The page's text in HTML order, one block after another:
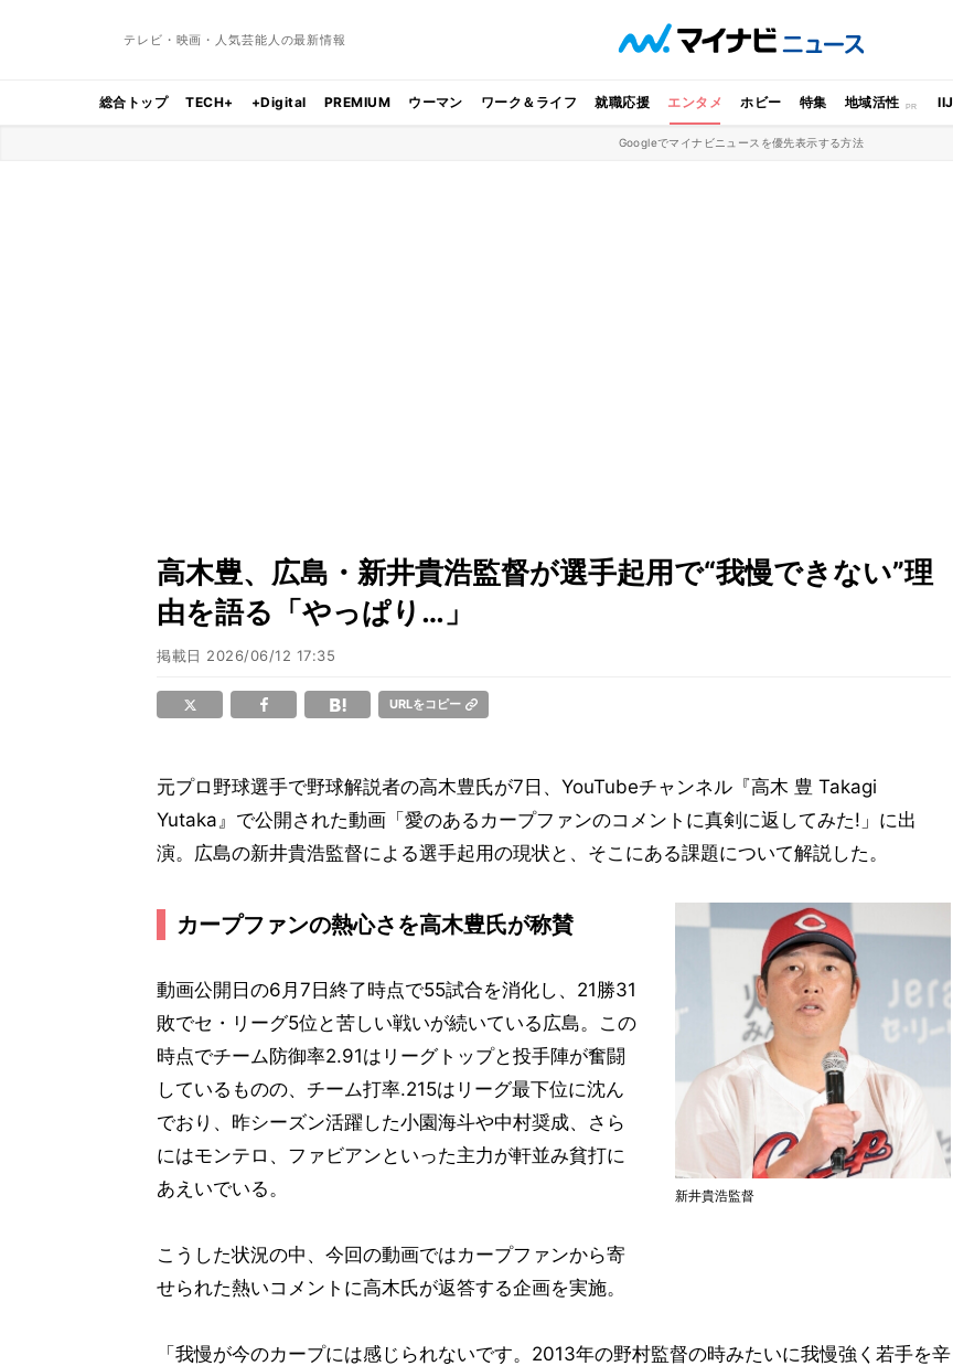
テレビ・映画・人気芸能人の最新情報
総合トップ TECH+ +Digital PREMIUM ウーマン ワーク＆ライフ 就職応援 エンタメ ホビー 特集 地域活性 IIJ
Googleでマイナビニュースを優先表示する方法
高木豊、広島・新井貴浩監督が選手起用で“我慢できない”理
由を語る「やっぱり…」
掲載日 2026/06/12 17:35
URLをコピー
元プロ野球選手で野球解説者の高木豊氏が7日、YouTubeチャンネル『高木 豊 Takagi
Yutaka』で公開された動画「愛のあるカープファンのコメントに真剣に返してみた!」に出
演。広島の新井貴浩監督による選手起用の現状と、そこにある課題について解説した。
新井貴浩監督
カープファンの熱心さを高木豊氏が称賛
動画公開日の6月7日終了時点で55試合を消化し、21勝31
敗でセ・リーグ5位と苦しい戦いが続いている広島。この
時点でチーム防御率2.91はリーグトップと投手陣が奮闘
しているものの、チーム打率.215はリーグ最下位に沈ん
でおり、昨シーズン活躍した小園海斗や中村奨成、さら
にはモンテロ、ファビアンといった主力が軒並み貧打に
あえいでいる。
こうした状況の中、今回の動画ではカープファンから寄
せられた熱いコメントに高木氏が返答する企画を実施。
「我慢が今のカープには感じられないです。2013年の野村監督の時みたいに我慢強く若手を辛